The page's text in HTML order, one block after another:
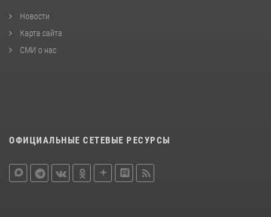
Новости
Карта сайта
СМИ о нас
ОФИЦИАЛЬНЫЕ СЕТЕВЫЕ РЕСУРСЫ